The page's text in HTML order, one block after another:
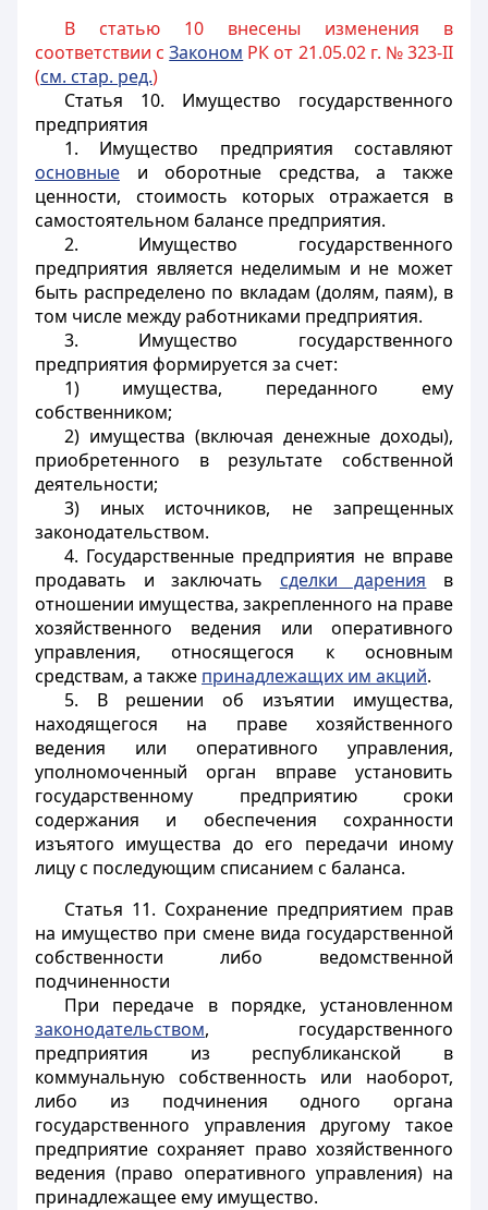
В статью 10 внесены изменения в
соответствии сЗаконом РК от 21.05.02 г. № 323-II
(см. стар. ред.)
Статья 10. Имущество государственного
предприятия
1. Имущество предприятия составляют
основные и оборотные средства, а также
ценности, стоимость которых отражается в
самостоятельном балансе предприятия.
2. Имущество государственного
предприятия является неделимым и не может
быть распределено по вкладам (долям, паям), в
том числе между работниками предприятия.
3. Имущество государственного
предприятия формируется за счет:
1) имущества, переданного ему
собственником;
2) имущества (включая денежные доходы),
приобретенного в результате собственной
деятельности;
3) иных источников, не запрещенных
законодательством.
4. Государственные предприятия не вправе
продавать и заключать сделки дарения в
отношении имущества, закрепленного на праве
хозяйственного ведения или оперативного
управления, относящегося к основным
средствам, а также принадлежащих им акций.
5. В решении об изъятии имущества,
находящегося на праве хозяйственного
ведения или оперативного управления,
уполномоченный орган вправе установить
государственному предприятию сроки
содержания и обеспечения сохранности
изъятого имущества до его передачи иному
лицу с последующим списанием с баланса.
Статья 11. Сохранение предприятием прав
на имущество при смене вида государственной
собственности либо ведомственной
подчиненности
При передаче в порядке, установленном
законодательством, государственного
предприятия из республиканской в
коммунальную собственность или наоборот,
либо из подчинения одного органа
государственного управления другому такое
предприятие сохраняет право хозяйственного
ведения (право оперативного управления) на
принадлежащее ему имущество.